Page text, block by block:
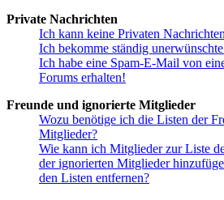
Private Nachrichten
Ich kann keine Privaten
Ich bekomme ständig
Ich habe eine Spam-E-Mail von
Forums erhalten!
Freunde und ignorierte Mitglieder
Wozu benötige ich die Listen der
Mitglieder?
Wie kann ich Mitglieder zur Liste
der ignorierten Mitglieder
den Listen entfernen?